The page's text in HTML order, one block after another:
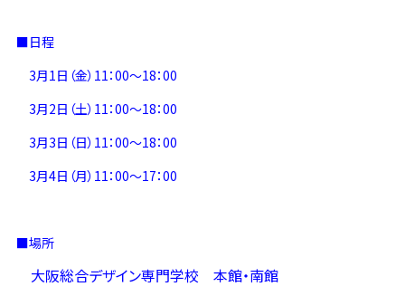
■日程
3月1日（金）11：00～18：00
3月2日（土）11：00～18：00
3月3日（日）11：00～18：00
3月4日（月）11：00～17：00
■場所
大阪総合デザイン専門学校 本館・南館